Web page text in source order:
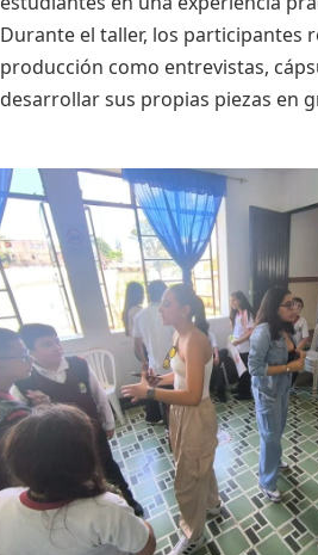
Durante el taller, los
producción como entrevistas,
desarrollar sus propias piezas en